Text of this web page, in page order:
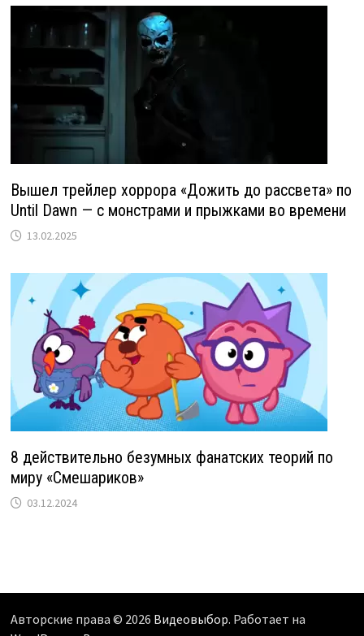
Вышел трейлер хоррора «Дожить до рассвета» по
Until Dawn — с монстрами и прыжками во времени
13.02.2025
8 действительно безумных фанатских теорий по
миру «Смешариков»
03.12.2024
Авторские права © 2026 Видеовыбор. Работает на